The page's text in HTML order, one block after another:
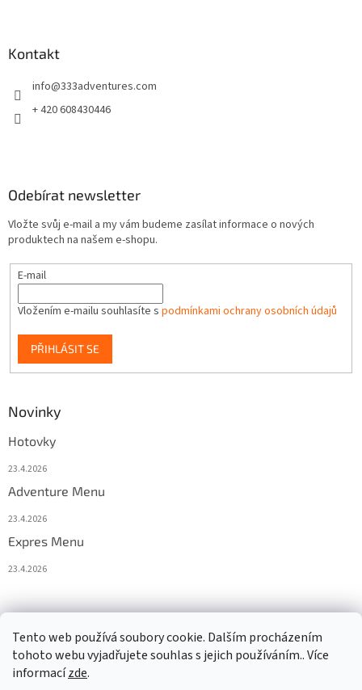
Tento web používá soubory cookie. Dalším procházením
tohoto webu vyjadřujete souhlas s jejich používáním.. Více
informacízde.
Kontakt
info@333adventures.com
+ 420 608430446
Odebírat newsletter
Vložte svůj e-mail a my vám budeme zasílat informace o nových
produktech na našem e-shopu.
E-mail
Vložením e-mailu souhlasíte s podmínkami ochrany osobních údajů
PŘIHLÁSIT SE
Novinky
Hotovky
23.4.2026
Adventure Menu
23.4.2026
Expres Menu
23.4.2026